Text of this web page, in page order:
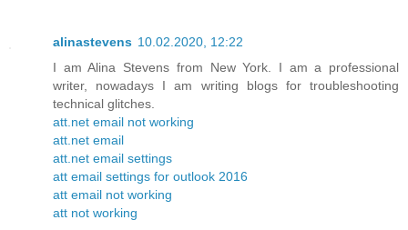
alinastevens 10.02.2020, 12:22
I am Alina Stevens from New York. I am a professional
writer, nowadays I am writing blogs for troubleshooting
technical glitches.
att.net email not working
att.net email
att.net email settings
att email settings for outlook 2016
att email not working
att not working